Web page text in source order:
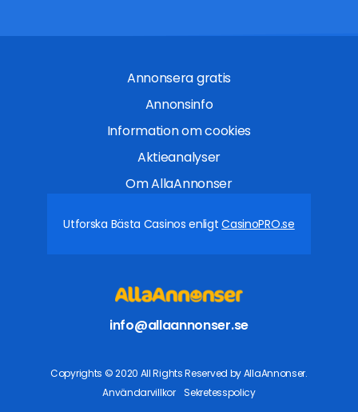
Annonsera gratis
Annonsinfo
Information om cookies
Aktieanalyser
Om AllaAnnonser
Utforska Bästa Casinos enligtCasinoPRO.se
info@allaannonser.se
Copyrights © 2020 All Rights Reserved by AllaAnnonser.
Användarvillkor
Sekretesspolicy